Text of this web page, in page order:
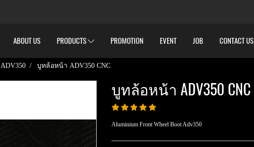
ABOUT US PRODUCTS PROMOTION EVENT JOB CONTACT US
ADV350 บูทล้อหน้า ADV350 CNC
บูทล้อหน้า ADV350 CNC
Aluminium Front Wheel Boot Adv350